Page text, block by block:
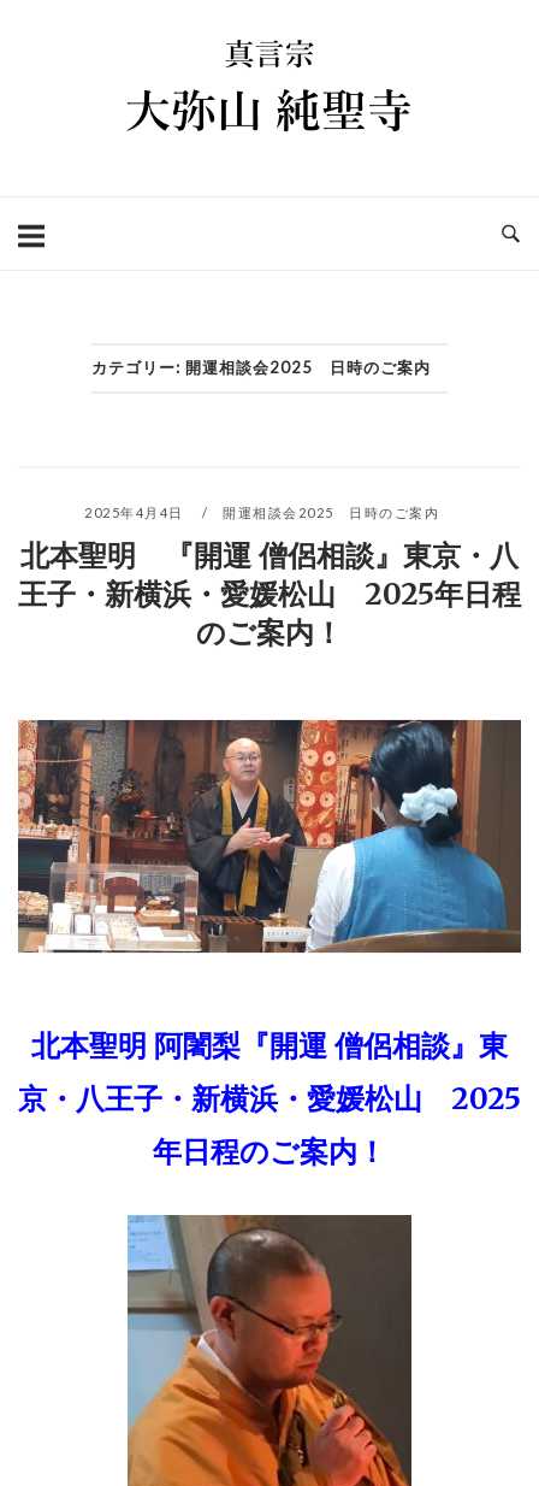
カテゴリー: 開運相談会2025 日時のご案内
2025年4月4日 開運相談会2025 日時のご案内
北本聖明 『開運 僧侶相談』東京・八
王子・新横浜・愛媛松山 2025年日程
のご案内！
北本聖明 阿闍梨 『開運 僧侶相談』東
京・八王子・新横浜・愛媛松山 2025
年日程のご案内！